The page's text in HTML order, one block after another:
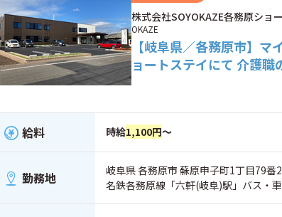
株式会社SOYOKAZE各務原ショ
OKAZE
【岐阜県／各務原市】
ョートステイにて 介護職
給料 時給1,100円～
勤務地
岐阜県 各務原市 蘇原申子町1丁目79番2
名鉄各務原線「六軒(岐阜)駅」バス・